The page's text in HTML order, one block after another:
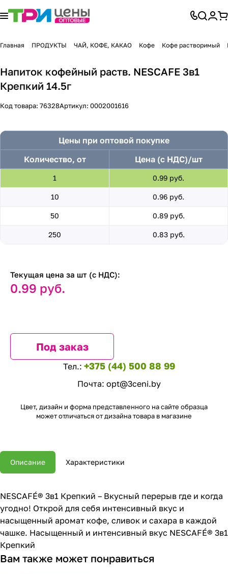
Главная ПРОДУКТЫ ЧАЙ, КОФЕ, КАКАО Кофе Кофе растворимый
Напиток кофейный раств. NESCAFE 3в1
Крепкий 14.5г
Код товара: 76328Артикул: 0002001616
Цены при оптовой покупке
Количество, от
Цена (с НДС)/шт
1 0.99 руб.
10 0.96 руб.
50 0.89 руб.
250 0.83 руб.
Текущая цена за шт (с НДС):
0.99 руб.
Под заказ
Тел.: +375 (44) 500 88 99
Почта: opt@3ceni.by
Цвет, дизайн и форма представленного на сайте образца
может отличаться от дизайна товара в магазине
Описание Характеристики
NESCAFÉ® 3в1 Крепкий – Вкусный перерыв где и когда
угодно! Открой для себя интенсивный вкус и
насыщенный аромат кофе, сливок и сахара в каждой
чашке. Насыщенный и интенсивный вкус NESCAFÉ® 3в1
Крепкий
Вам также может понравиться